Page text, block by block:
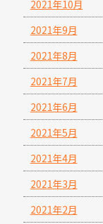
2021年10月
2021年9月
2021年8月
2021年7月
2021年6月
2021年5月
2021年4月
2021年3月
2021年2月